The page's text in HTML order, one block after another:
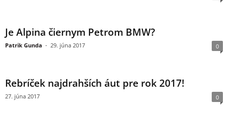
Je Alpina čiernym Petrom BMW?
Patrik Gunda - 29. júna 2017 0
Rebríček najdrahších áut pre rok 2017!
27. júna 2017 0